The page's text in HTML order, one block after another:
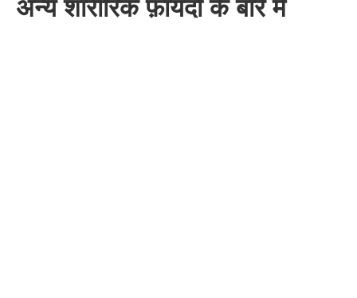
अन्य शारीरिक फ़ायदों के बारे में